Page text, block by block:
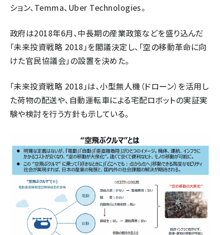
ション、Temma、Uber Technologies。
政府は2018年6月、中長期の産業政策などを盛り込んだ
「未来投資戦略 2018」を閣議決定し、「空の移動革命に向
けた官民協議会」の設置を決めた。
「未来投資戦略 2018」は、小型無人機（ドローン）を活用し
た荷物の配送や、自動運転車による宅配ロボットの実証実
験や検討を行う方針も示している。